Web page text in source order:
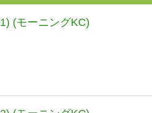
(モーニングKC)